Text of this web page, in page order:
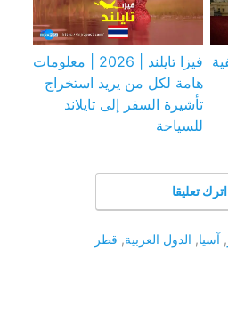
فيزا تايلند | 2026 | معلومات
هامة لكل من يريد استخراج
تأشيرة السفر إلى تايلاند
للسياحة
اترك تعليقا
, آسيا, الدول العربية, قطر